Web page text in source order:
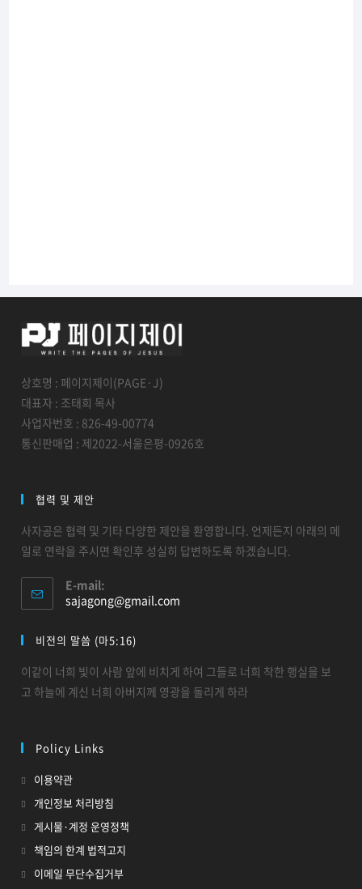
상호명 : 페이지제이(PAGE·J)
대표자 : 조태희 목사
사업자번호 : 826-49-00774
통신판매업 : 제2022-서울은평-0926호
협력 및 제안
사자공은 협력 및 기타 다양한 제안을 환영합니다. 언제든지 아래의 메
일로 연락을 주시면 확인후 성실히 답변하도록 하겠습니다.
E-mail:
sajagong@gmail.com
비전의 말씀 (마5:16)
이같이 너희 빛이 사람 앞에 비치게 하여 그들로 너희 착한 행실을 보
고 하늘에 계신 너희 아버지께 영광을 돌리게 하라
Policy Links
이용약관
개인정보 처리방침
게시물·계정 운영정책
책임의 한계 법적고지
이메일 무단수집거부